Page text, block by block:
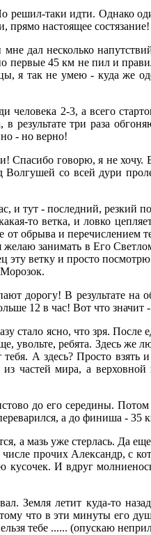
таки идти. Однако
прямо настоящее
дал несколько
45 км не пил и
я так не умею - куда же
человека 2-3, а всего
результате три раза
- но верно!
Спасибо говорю, я не
со всей дури
и тут - последний, резкий
то ветка, и ловко
обрыва и перечислением
занимать в Его
ветку и просто
дорогу! В результате на
12 в час! Вот что
ясно, что зря. После
увольте, ребята. Здесь же
А здесь? Просто взять
частей мира, а
до его середины.
а до финиша - 35
а мазь уже стерлась. Да
прочих Александр, с
И вдруг
Земля летит куда-то
что в эти минуты его
тебе ...... (опускаю